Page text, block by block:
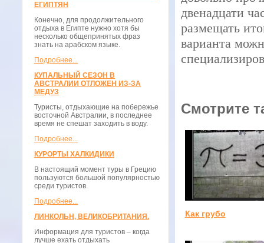
ЕГИПТЯН
Конечно, для продолжительного
отдыха в Египте нужно хотя бы
несколько общепринятых фраз
знать на арабском языке.
Подробнее...
КУПАЛЬНЫЙ СЕЗОН В
АВСТРАЛИИ ОТЛОЖЕН ИЗ-ЗА
МЕДУЗ
Туристы, отдыхающие на побережье
восточной Австралии, в последнее
время не спешат заходить в воду.
Подробнее...
КУРОРТЫ ХАЛКИДИКИ
В настоящий момент туры в Грецию
пользуются большой популярностью
среди туристов.
Подробнее...
ЛИНКОЛЬН, ВЕЛИКОБРИТАНИЯ.
Информация для туристов – когда
лучше ехать отдыхать
двенадцати
размещать
варианта
Смотрите
Как грубо